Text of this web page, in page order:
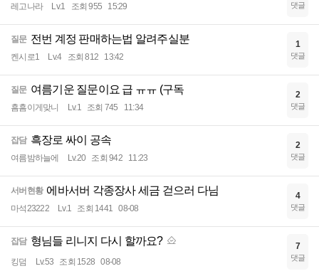
레고나라 Lv.1 조회 955 15:29 댓글
질문 전번 계정 판매하는법 알려주실분
켄시로1 Lv.4 조회 812 13:42
1
댓글
질문 여름기운 질문이요 급 ㅠㅠ (구독
흠흠이게맞니 Lv.1 조회 745 11:34
2
댓글
잡담 흑장로 싸이 공속
여름밤하늘에 Lv.20 조회 942 11:23
2
댓글
서버현황 에바서버 각종장사 세금 걷으러 다님
마석23222 Lv.1 조회 1441 08-08
4
댓글
잡담 형님들 리니지 다시 할까요?
킹덤 Lv.53 조회 1528 08-08
7
댓글